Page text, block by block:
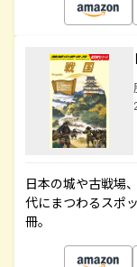
日本の城や古戦場
代にまつわるスポ
冊。